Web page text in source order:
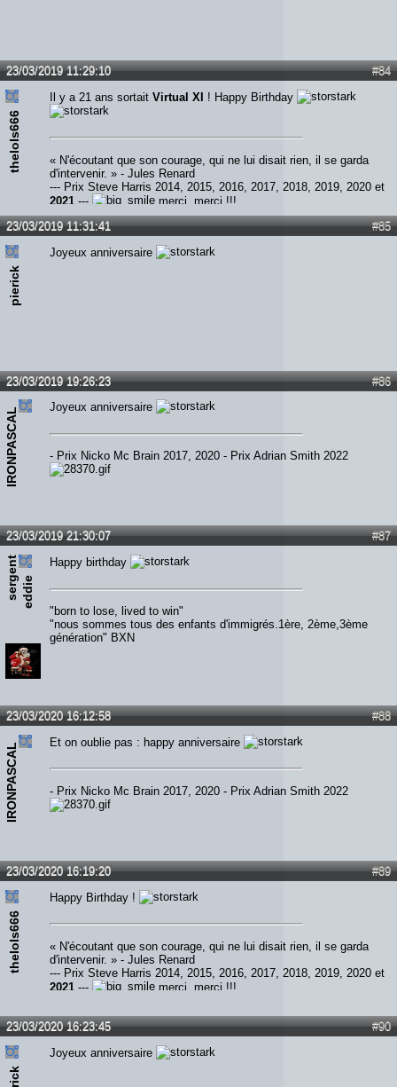
#84
23/03/2019 11:29:10
thelols666
Il y a 21 ans sortait Virtual XI ! Happy Birthday
« N'écoutant que son courage, qui ne lui disait rien, il se garda
d'intervenir. » - Jules Renard
--- Prix Steve Harris 2014, 2015, 2016, 2017, 2018, 2019, 2020 et
2021 ---
merci, merci !!!
#85
23/03/2019 11:31:41
pierick
Joyeux anniversaire
#86
23/03/2019 19:26:23
IRONPASCAL Joyeux anniversaire
- Prix Nicko Mc Brain 2017, 2020 - Prix Adrian Smith 2022
#87
23/03/2019 21:30:07
s
e
rg
e
n
t
e
d
d
ie
Happy birthday
"born to lose, lived to win"
"nous sommes tous des enfants d'immigrés.1ère, 2ème,3ème
génération" BXN
#88
23/03/2020 16:12:58
IRONPASCAL Et on oublie pas : happy anniversaire
- Prix Nicko Mc Brain 2017, 2020 - Prix Adrian Smith 2022
#89
23/03/2020 16:19:20
thelols666
Happy Birthday !
« N'écoutant que son courage, qui ne lui disait rien, il se garda
d'intervenir. » - Jules Renard
--- Prix Steve Harris 2014, 2015, 2016, 2017, 2018, 2019, 2020 et
2021 --- merci, merci !!!
#90
23/03/2020 16:23:45
Joyeux anniversaire